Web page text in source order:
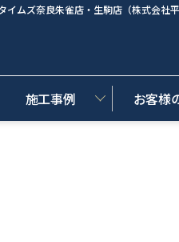
ムズ奈良朱雀店・生駒店（株式会社
施工事例 お客様